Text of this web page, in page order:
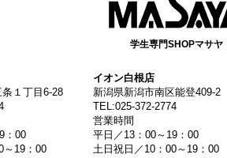
学生専門SHOPマサヤ
１丁目6-28
：00
～19：00
イオン白根店
新潟県新潟市南区能登409-2
TEL:025-372-2774
営業時間
平日／13：00～19：00
土日祝日／10：00～19：00